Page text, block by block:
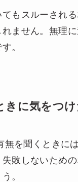
もスルーされ
ません。無理
。
きに気をつ
無を聞くときに
敗しないため
。